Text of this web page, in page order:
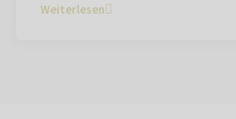
Weiterlesen